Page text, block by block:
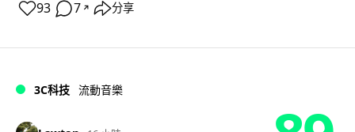
93 7 ↗ 分享
3C科技 流動音樂